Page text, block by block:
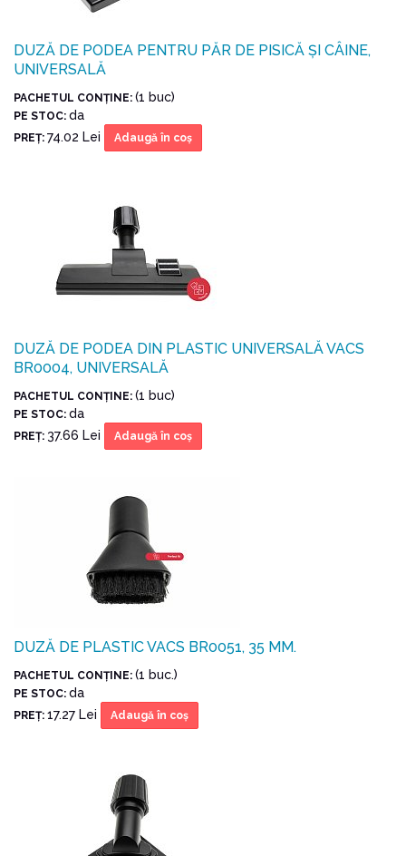
DUZĂ DE PODEA PENTRU PĂR DE PISICĂ ȘI CÂINE,
UNIVERSALĂ
PACHETUL CONŢINE: (1 buc)
PE STOC: da
PREŢ: 74.02 Lei Adaugă în coş
DUZĂ DE PODEA DIN PLASTIC UNIVERSALĂ VACS
BR0004, UNIVERSALĂ
PACHETUL CONŢINE: (1 buc)
PE STOC: da
PREŢ: 37.66 Lei Adaugă în coş
DUZĂ DE PLASTIC VACS BR0051, 35 MM.
PACHETUL CONŢINE: (1 buc.)
PE STOC: da
PREŢ: 17.27 Lei Adaugă în coş